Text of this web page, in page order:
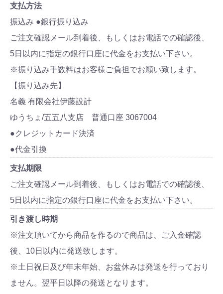
支払方法
振込み ●銀行振り込み
ご注文確認メール到着後、もしくはお電話での確認後、
5日以内に指定の銀行口座に代金をお支払い下さい。
※振り込み手数料はお客様ご負担でお願い致します。
【振り込み先】
名義 有限会社伊藤設計
ゆうちょ/五五八支店 普通口座 3067004
●クレジットカード決済
●代金引換
支払期限
ご注文確認メール到着後、もしくはお電話での確認後、
5日以内に指定の銀行口座に代金をお支払い下さい。
引き渡し時期
※注文頂いてから商品を作るので商品は、ご入金確認
後、10日以内に発送致します。
※土日祝日及び年末年始、お盆休みは発送を行っており
ません。翌平日以降の発送となります。